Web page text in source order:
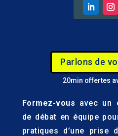
Parlons de
20min offertes
Formez-vous avec un
de débat en équipe
pratiques d’une prise